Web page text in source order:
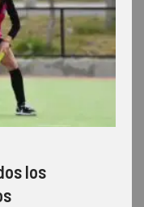
los